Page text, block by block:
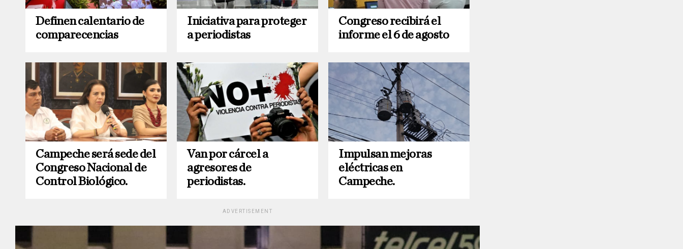
Definen calentario de
comparecencias
Iniciativa para proteger
a periodistas
Congreso recibirá el
informe el 6 de agosto
Campeche será sede del
Congreso Nacional de
Control Biológico.
Van por cárcel a
agresores de
periodistas.
Impulsan mejoras
eléctricas en
Campeche.
ADVERTISEMENT